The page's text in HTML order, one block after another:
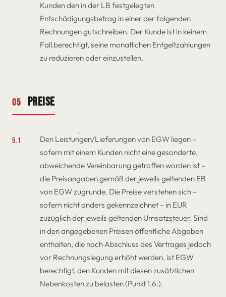
Kunden den in der LB festgelegten
Entschädigungsbetrag in einer der folgenden
Rechnungen gutschreiben. Der Kunde ist in keinem
Fall berechtigt, seine monatlichen Entgeltzahlungen
zu reduzieren oder einzustellen.
05 Preise
5.1
Den Leistungen/Lieferungen von EGW liegen –
sofern mit einem Kunden nicht eine gesonderte,
abweichende Vereinbarung getroffen worden ist –
die Preisangaben gemäß der jeweils geltenden EB
von EGW zugrunde. Die Preise verstehen sich –
sofern nicht anders gekennzeichnet – in EUR
zuzüglich der jeweils geltenden Umsatzsteuer. Sind
in den angegebenen Preisen öffentliche Abgaben
enthalten, die nach Abschluss des Vertrages jedoch
vor Rechnungslegung erhöht werden, ist EGW
berechtigt, den Kunden mit diesen zusätzlichen
Nebenkosten zu belasten (Punkt 1.6.).